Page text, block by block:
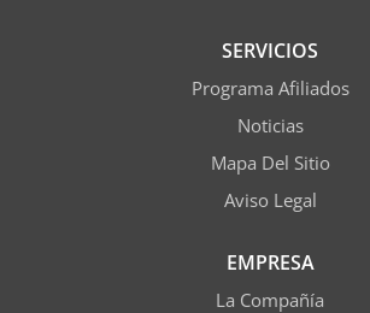
SERVICIOS
Programa Afiliados
Noticias
Mapa Del Sitio
Aviso Legal
EMPRESA
La Compañía